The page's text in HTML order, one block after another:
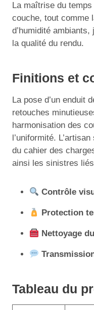
La maîtrise du
couche, tout comme
d’humidité
la qualité du rendu.
Finitions et
La pose d’un enduit
retouches
harmonisation des
l’uniformité.
du cahier des
ainsi les sinistres
Contrôle
Protection
Nettoyage
Tableau du